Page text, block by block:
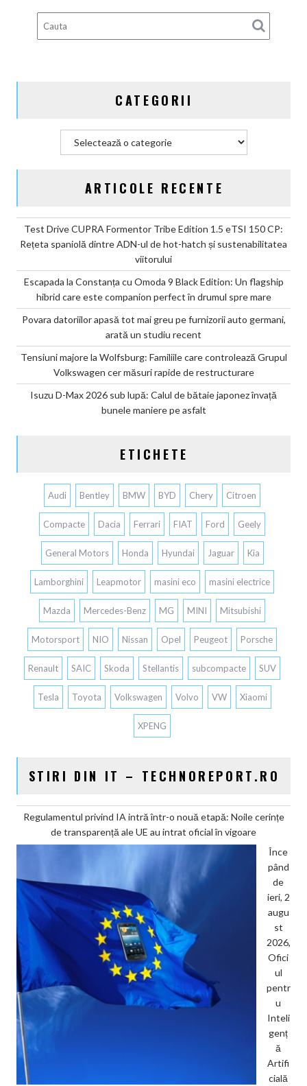
CATEGORII
ARTICOLE RECENTE
Test Drive CUPRA Formentor Tribe Edition 1.5 eTSI 150 CP:
Rețeta spaniolă dintre ADN-ul de hot-hatch și sustenabilitatea
viitorului
Escapada la Constanța cu Omoda 9 Black Edition: Un flagship
hibrid care este companion perfect în drumul spre mare
Povara datoriilor apasă tot mai greu pe furnizorii auto germani,
arată un studiu recent
Tensiuni majore la Wolfsburg: Familiile care controlează Grupul
Volkswagen cer măsuri rapide de restructurare
Isuzu D-Max 2026 sub lupă: Calul de bătaie japonez învață
bunele maniere pe asfalt
ETICHETE
Audi Bentley BMW BYD Chery Citroen
Compacte Dacia Ferrari FIAT Ford Geely
General Motors Honda Hyundai Jaguar Kia
Lamborghini Leapmotor masini eco masini electrice
Mazda Mercedes-Benz MG MINI Mitsubishi
Motorsport NIO Nissan Opel Peugeot Porsche
Renault SAIC Skoda Stellantis subcompacte SUV
Tesla Toyota Volkswagen Volvo VW Xiaomi
XPENG
STIRI DIN IT – TECHNOREPORT.RO
Regulamentul privind IA intră într-o nouă etapă: Noile cerințe
de transparență ale UE au intrat oficial în vigoare
Înce
pând
de
ieri, 2
augu
st
2026,
Ofici
ul
pentr
u
Inteli
genț
ă
Artifi
cială